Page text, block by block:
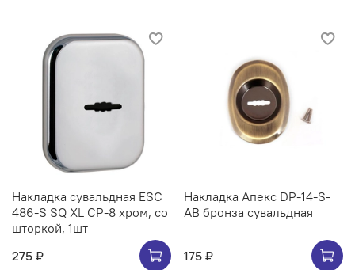
Накладка сувальдная ESC
486-S SQ XL CP-8 хром, со
шторкой, 1шт
275 ₽
Накладка Апекс DP-14-S-
AB бронза сувальдная
175 ₽